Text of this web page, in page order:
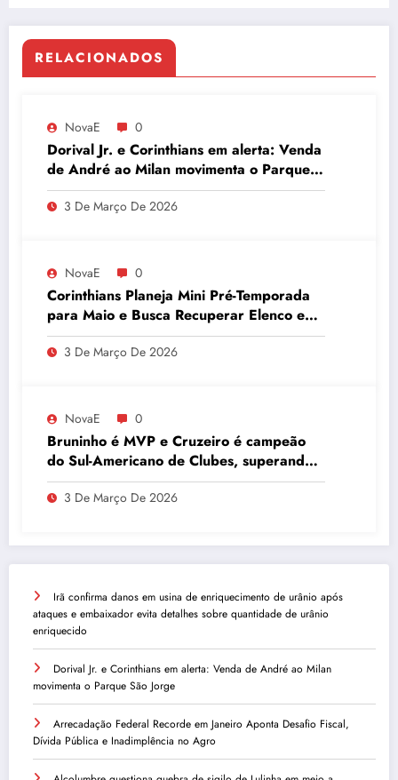
RELACIONADOS
NovaE 0
Dorival Jr. e Corinthians em alerta: Venda
de André ao Milan movimenta o Parque
São Jorge
3 De Março De 2026
NovaE 0
Corinthians Planeja Mini Pré-Temporada
para Maio e Busca Recuperar Elenco e
Desempenho
3 De Março De 2026
NovaE 0
Bruninho é MVP e Cruzeiro é campeão
do Sul-Americano de Clubes, superando
Campinas
3 De Março De 2026
Irã confirma danos em usina de enriquecimento de urânio após
ataques e embaixador evita detalhes sobre quantidade de urânio
enriquecido
Dorival Jr. e Corinthians em alerta: Venda de André ao Milan
movimenta o Parque São Jorge
Arrecadação Federal Recorde em Janeiro Aponta Desafio Fiscal,
Dívida Pública e Inadimplência no Agro